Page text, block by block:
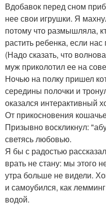
Вдобавок перед сном
нее свои игрушки. Я
потому что размышляла,
растить ребенка, если
(Надо сказать, что
муж приколотил ее на
Ночью на полку пришел
середины полочки и
оказался интерактивный
От прикосновения
Призывно воскликнул:
светясь любовью.
Я бы с радостью
врать не стану: мы этого
утра больше не видели.
и самоубился, как
водой.